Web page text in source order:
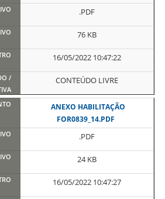
.PDF
76 KB
16/05/2022 10:47:22
CONTEÚDO LIVRE
ANEXO HABILITAÇÃO
FOR0839_14.PDF
.PDF
24 KB
16/05/2022 10:47:27